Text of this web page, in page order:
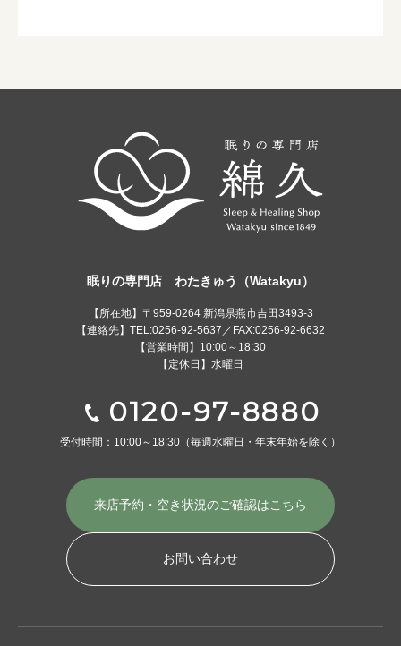
眠りの専門店 わたきゅう（Watakyu）
【所在地】〒959-0264 新潟県燕市吉田3493-3
【連絡先】TEL:0256-92-5637／FAX:0256-92-6632
【営業時間】10:00～18:30
【定休日】水曜日
0120-97-8880
受付時間：10:00～18:30 （毎週水曜日・年末年始を除く）
来店予約・空き状況のご確認はこちら
お問い合わせ